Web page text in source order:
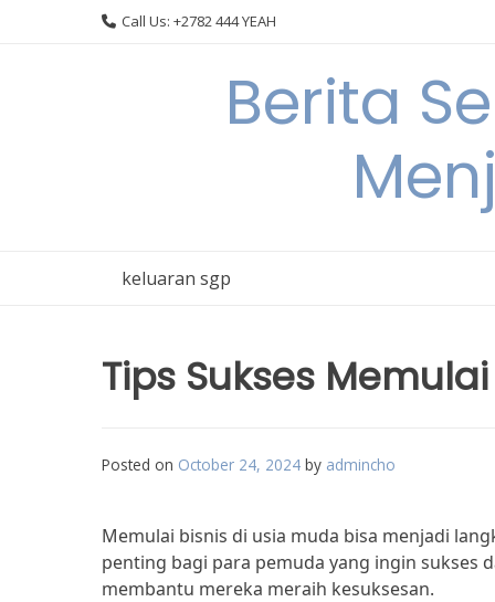
Call Us: +2782 444 YEAH
Berita
keluaran sgp
Tips Sukses
Posted on October 24, 2024 by admincho
Memulai bisnis di usia muda bisa menjadi
penting bagi para pemuda yang ingin sukses
membantu mereka meraih kesuksesan.